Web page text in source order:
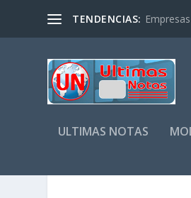
TENDENCIAS:
ULTIMAS NOTAS